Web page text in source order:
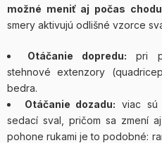
možné meniť aj počas chodu
smery aktivujú odlišné vzorce
Otáčanie dopredu: pri
stehnové extenzory
bedra.
Otáčanie dozadu: viac sú
sedací sval, pričom sa zmení
pohone rukami je to podobné: